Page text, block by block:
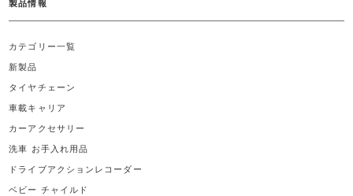
製品情報
カテゴリー一覧
新製品
タイヤチェーン
車載キャリア
カーアクセサリー
洗車 お手入れ用品
ドライブアクションレコーダー
ベビー チャイルド